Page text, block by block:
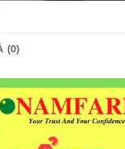
(0)